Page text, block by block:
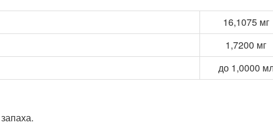
16,1075 мг
1,7200 мг
до 1,0000